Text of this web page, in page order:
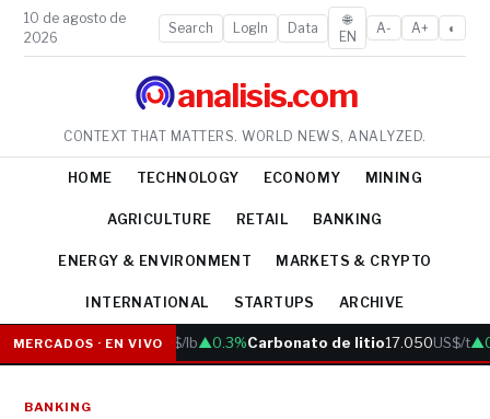
10 de agosto de
2026
Search LogIn Data
🌐
EN
A- A+ ◐
analisis.com
CONTEXT THAT MATTERS. WORLD NEWS, ANALYZED.
HOME TECHNOLOGY ECONOMY MINING
AGRICULTURE RETAIL BANKING
ENERGY & ENVIRONMENT MARKETS & CRYPTO
INTERNATIONAL STARTUPS ARCHIVE
MERCADOS · EN VIVO
Cobre6.05US$/lb▲0.3%Carbonato de litio17.050US$/t
BANKING